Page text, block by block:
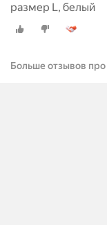
размер L, белый
Больше отзывов